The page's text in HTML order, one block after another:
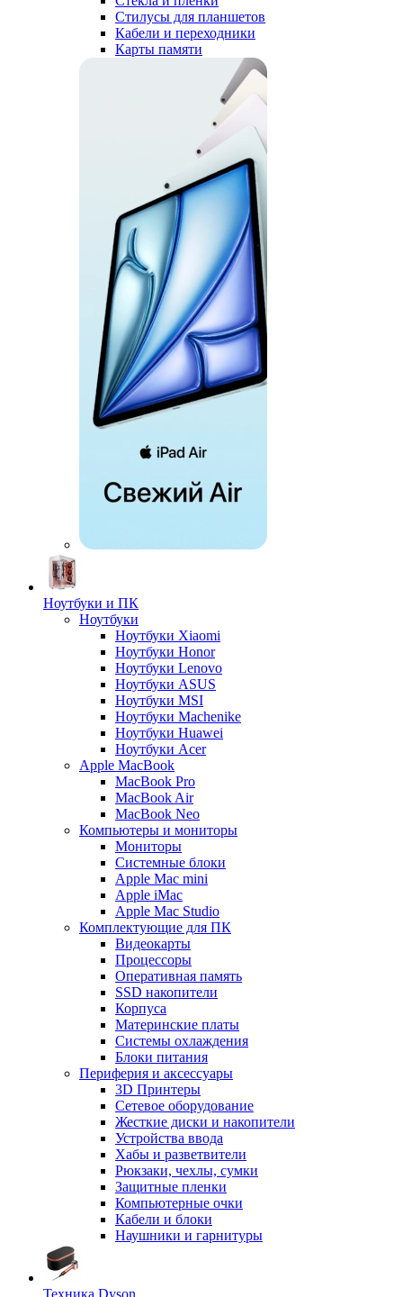
Стилусы для планшетов
Кабели и переходники
Карты памяти
Ноутбуки и ПК
Ноутбуки
Ноутбуки Xiaomi
Ноутбуки Honor
Ноутбуки Lenovo
Ноутбуки ASUS
Ноутбуки MSI
Ноутбуки Machenike
Ноутбуки Huawei
Ноутбуки Acer
Apple MacBook
MacBook Pro
MacBook Air
MacBook Neo
Компьютеры и мониторы
Мониторы
Системные блоки
Apple Mac mini
Apple iMac
Apple Mac Studio
Комплектующие для ПК
Видеокарты
Процессоры
Оперативная память
SSD накопители
Корпуса
Материнские платы
Системы охлаждения
Блоки питания
Периферия и аксессуары
3D Принтеры
Сетевое оборудование
Жесткие диски и накопители
Устройства ввода
Хабы и разветвители
Рюкзаки, чехлы, сумки
Защитные пленки
Компьютерные очки
Кабели и блоки
Наушники и гарнитуры
Техника Dyson